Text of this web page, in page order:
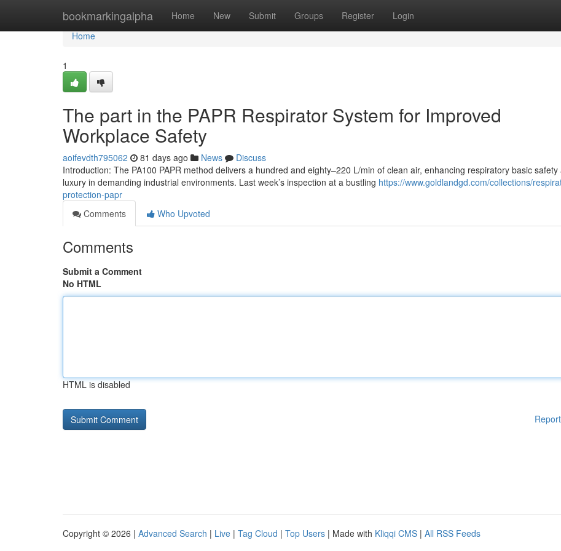
bookmarkingalpha Home New Submit Groups Register Login
Home
Home
1
The part in the PAPR Respirator System for Improved
Workplace Safety
aoifevdth795062 81 days ago News
Discuss
Introduction: The PA100 PAPR method delivers a hundred and eighty–220 L/min of clean air, enhancing respiratory basic safety
luxury in demanding industrial environments. Last week’s inspection at a bustling https://www.goldlandgd.com/collections/
protection-papr
Comments
Who Upvoted
Comments
Submit a Comment
No HTML
HTML is disabled
Copyright © 2026 | Advanced Search | Live | Tag Cloud | Top Users | Made with Kliqqi CMS | All RSS Feeds